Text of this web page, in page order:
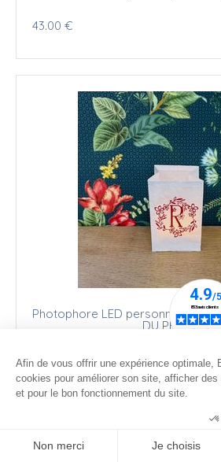
43.00 €
Photophore LED personnalisable -
DU PRENOM
Afin de vous offrir une expérience optimale,
cookies pour améliorer son site, afficher
et pour le bon fonctionnement du site.
Non merci Je choisis